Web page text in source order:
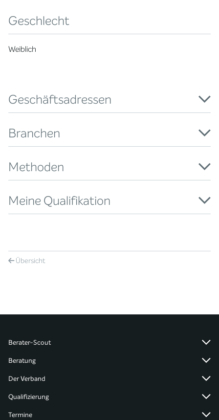
Geschlecht
Weiblich
Geschäftsadressen
Branchen
Methoden
Meine Qualifikation
Übersicht
Berater-Scout
Beratung
Der Verband
Qualifizierung
Termine